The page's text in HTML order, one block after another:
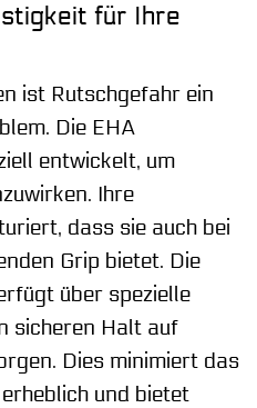
für Ihre
ist Rutschgefahr ein
Die EHA
entwickelt, um
Ihre
dass sie auch bei
Grip bietet. Die
über spezielle
sicheren Halt auf
Dies minimiert das
und bietet